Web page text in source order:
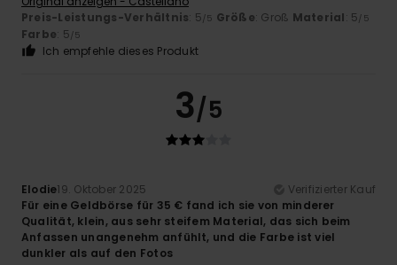
Preis-Leistungs-Verhältnis: 5/5 Größe: Groß Material: 5/5
Farbe: 5/5
Ich empfehle dieses Produkt
3/5
Elodie19. Oktober 2025
Verifizierter Kauf
Für eine Geldbörse für 35 € fand ich sie von minderer
Qualität, klein, aus sehr steifem Material, das sich beim
Anfassen unangenehm anfühlt, und die Farbe ist viel
dunkler als auf den Fotos